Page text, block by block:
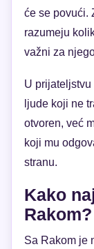
će se povući.
razumeju
važni za
U
ljude koji ne
otvoren, već
koji mu
stranu.
Kako
Rakom?
Sa Rakom je